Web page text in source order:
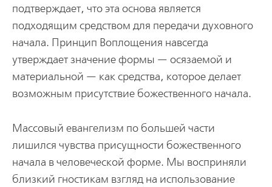
подтверждает, что эта основа является
подходящим средством для передачи духовного
начала. Принцип Воплощения навсегда
утверждает значение формы — осязаемой и
материальной — как средства, которое делает
возможным присутствие божественного начала.
Массовый евангелизм по большей части
лишился чувства присущности божественного
начала в человеческой форме. Мы восприняли
близкий гностикам взгляд на использование